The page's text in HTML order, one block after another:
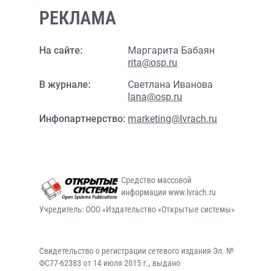
РЕКЛАМА
На сайте:
Маргарита Бабаян
rita@osp.ru
В журнале:
Светлана Иванова
lana@osp.ru
Инфопартнерство: marketing@lvrach.ru
Средство массовой
информации www.lvrach.ru
Учредитель: ООО «Издательство «Открытые системы»
Свидетельство о регистрации сетевого издания Эл. №
ФС77-62383 от 14 июля 2015 г., выдано